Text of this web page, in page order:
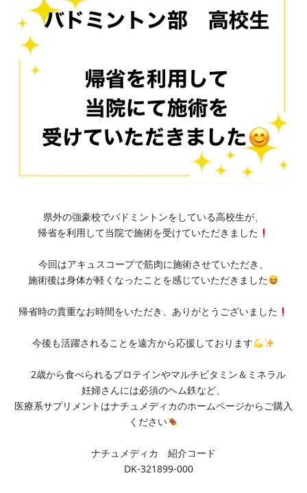
県外の強豪校でバドミントンをしている高校生が、
帰省を利用して当院で施術を受けていただきました
今回はアキュスコープで筋肉に施術させていただき、
施術後は身体が軽くなったことを感じていただきました
帰省時の貴重なお時間をいただき、ありがとうございました
今後も活躍されることを遠方から応援しております
2歳から食べられるプロテインやマルチビタミン＆ミネラル
妊婦さんには必須のヘム鉄など、
医療系サプリメントはナチュメディカのホームページからご購入
ください
ナチュメディカ 紹介コード
DK-321899-000